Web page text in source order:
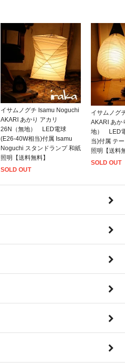
イサムノグチ Isamu Noguchi
AKARI あかり アカリ
26N（無地） LED電球
(E26-40W相当)付属 Isamu
Noguchi スタンドランプ 和紙
照明【送料無料】
SOLD OUT
イサムノグ
AKARI あか
地） LED
当)付属 テ
照明【送料
SOLD OUT